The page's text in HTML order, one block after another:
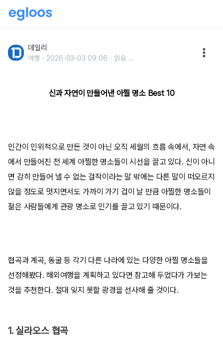
데일리
여행 2026-03-03 09:06 읽음 ...
신과 자연이 만들어낸 아찔 명소 Best 10
인간이 인위적으로 만든 것이 아닌 오직 세월의 흐름 속에서, 자연 속
에서 만들어진 전 세계 아찔한 명소들이 시선을 끌고 있다. 신이 아니
면 감히 만들어 낼 수 없는 걸작이라는 말 밖에는 다른 말이 떠오르지
않을 정도로 멋지면서도 가까이 가기 겁이 날 만큼 아찔한 명소들이
젊은 사람들에게 관광 명소로 인기를 끌고 있기 때문이다.
협곡과 계곡, 동굴 등 각기 다른 나라에 있는 다양한 아찔 명소들을
선정해봤다. 해외여행을 계획하고 있다면 참고해 두었다가 가보는
것을 추천한다. 절대 잊지 못할 광경을 선사해 줄 것이다.
1. 실라오스 협곡